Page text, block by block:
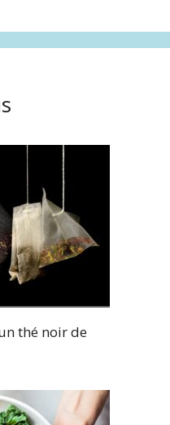
thé noir de